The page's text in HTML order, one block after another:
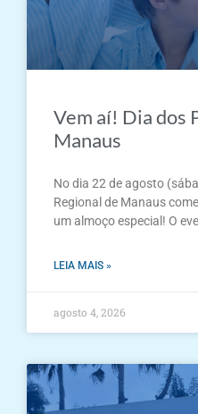
Vem aí! Dia dos
Manaus
No dia 22 de agosto
Regional de Manaus
um almoço especial! O
LEIA MAIS »
agosto 4, 2026